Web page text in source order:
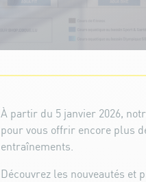
À partir du 5 janvier 2026,
pour vous offrir encore plus
entraînements.
Découvrez les nouveautés et